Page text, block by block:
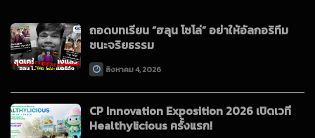
ถอดบทเรียน “ฮลุน โซโล่” อย่าให้อัลกอริทึม
ชนะจริยธรรม
สิงหาคม 4, 2026
CP Innovation Exposition 2026 เปิดเวที
Healthylicious ครั้งแรก!